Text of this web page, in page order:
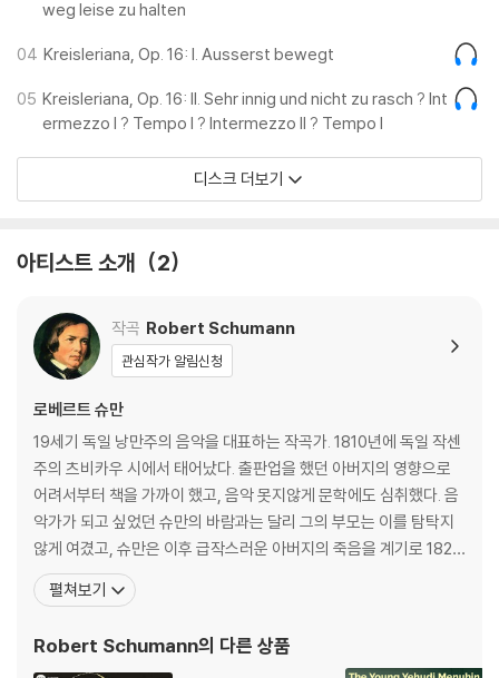
weg leise zu halten
04 Kreisleriana, Op. 16: I. Ausserst bewegt
05 Kreisleriana, Op. 16: II. Sehr innig und nicht zu rasch ? Int
ermezzo I ? Tempo I ? Intermezzo II ? Tempo I
디스크 더보기
아티스트 소개 2
작곡 Robert Schumann
관심작가 알림신청
로베르트 슈만
19세기 독일 낭만주의 음악을 대표하는 작곡가. 1810년에 독일 작센
주의 츠비카우 시에서 태어났다. 출판업을 했던 아버지의 영향으로
어려서부터 책을 가까이 했고, 음악 못지않게 문학에도 심취했다. 음
악가가 되고 싶었던 슈만의 바람과는 달리 그의 부모는 이를 탐탁지
않게 여겼고, 슈만은 이후 급작스러운 아버지의 죽음을 계기로 1828
년에 법학을 공부하기 위해 라이프치히 대학에 입학한다. 하지만 음
악에 대한 마음을 버리지 못하고 피아노 공부를 이어가던 중 유명 피
그렇게 슈만은 열정적으로 음악에 빠져들었으나 혹독한
펼쳐보기
Robert Schumann의 다른 상품